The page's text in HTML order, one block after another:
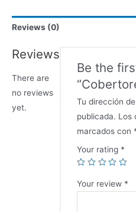
Reviews (0)
Reviews
There are
no reviews
yet.
Be the
Tu dirección
publicada. Los
marcados con
Your rating *
Your review *